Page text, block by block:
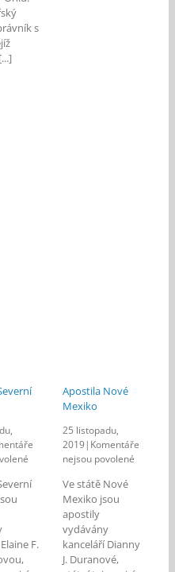
s
u
s
Apostila
Karolína
F.
Apostila Nové
Mexiko
25 listopadu,
2019| Komentáře
nejsou povolenéu
Mexiko
Ve státě Nové
Mexiko jsou
apostily
vydávány
kanceláří Dianny
J. Duranové,